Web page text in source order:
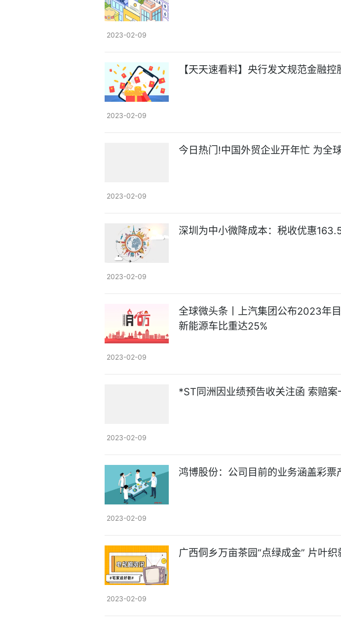
2023-02-09
【天天速看料】央行发文规范金融
2023-02-09
今日热门!中国外贸企业开年忙 为全
2023-02-09
深圳为中小微降成本：税收优惠
2023-02-09
全球微头条丨上汽集团公布2023年
新能源车比重达25%
2023-02-09
*ST同洲因业绩预告收关注函 索赔
2023-02-09
鸿博股份：公司目前的业务涵盖彩
2023-02-09
广西侗乡万亩茶园“点绿成金” 片叶织
2023-02-09